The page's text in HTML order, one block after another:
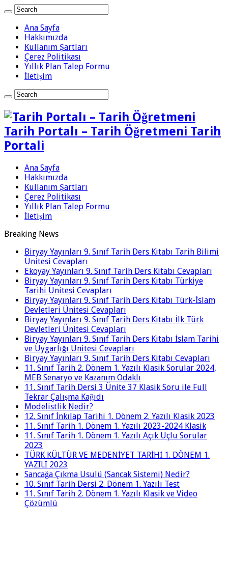
Ana Sayfa
Hakkımızda
Kullanım Şartları
Çerez Politikası
Yıllık Plan Talep Formu
İletişim
Tarih Portalı – Tarih Öğretmeni Tarih
Portali
Ana Sayfa
Hakkımızda
Kullanım Şartları
Çerez Politikası
Yıllık Plan Talep Formu
İletişim
Breaking News
Biryay Yayınları 9. Sınıf Tarih Ders Kitabı Tarih Bilimi
Ünitesi Cevapları
Ekoyay Yayınları 9. Sınıf Tarih Ders Kitabı Cevapları
Biryay Yayınları 9. Sınıf Tarih Ders Kitabı Türkiye
Tarihi Ünitesi Cevapları
Biryay Yayınları 9. Sınıf Tarih Ders Kitabı Türk-İslam
Devletleri Ünitesi Cevapları
Biryay Yayınları 9. Sınıf Tarih Ders Kitabı İlk Türk
Devletleri Ünitesi Cevapları
Biryay Yayınları 9. Sınıf Tarih Ders Kitabı İslam Tarihi
ve Uygarlığı Ünitesi Cevapları
Biryay Yayınları 9. Sınıf Tarih Ders Kitabı Cevapları
11. Sınıf Tarih 2. Dönem 1. Yazılı Klasik Sorular 2024,
MEB Senaryo ve Kazanım Odaklı
11. Sınıf Tarih Dersi 3 Ünite 37 Klasik Soru ile Full
Tekrar Çalışma Kağıdı
Modelistlik Nedir?
12. Sınıf İnkılap Tarihi 1. Dönem 2. Yazılı Klasik 2023
11. Sınıf Tarih 1. Dönem 1. Yazılı 2023-2024 Klasik
11. Sınıf Tarih 1. Dönem 1. Yazılı Açık Uçlu Sorular
2023
TÜRK KÜLTÜR VE MEDENİYET TARİHİ 1. DÖNEM 1.
YAZILI 2023
Sancağa Çıkma Usulü (Sancak Sistemi) Nedir?
10. Sınıf Tarih Dersi 2. Dönem 1. Yazılı Test
11. Sınıf Tarih 2. Dönem 1. Yazılı Klasik ve Video
Çözümlü